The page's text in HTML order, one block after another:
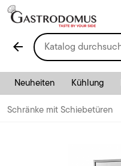
arrow_back
Neuheiten Kühlung
Schränke mit Schiebetüren